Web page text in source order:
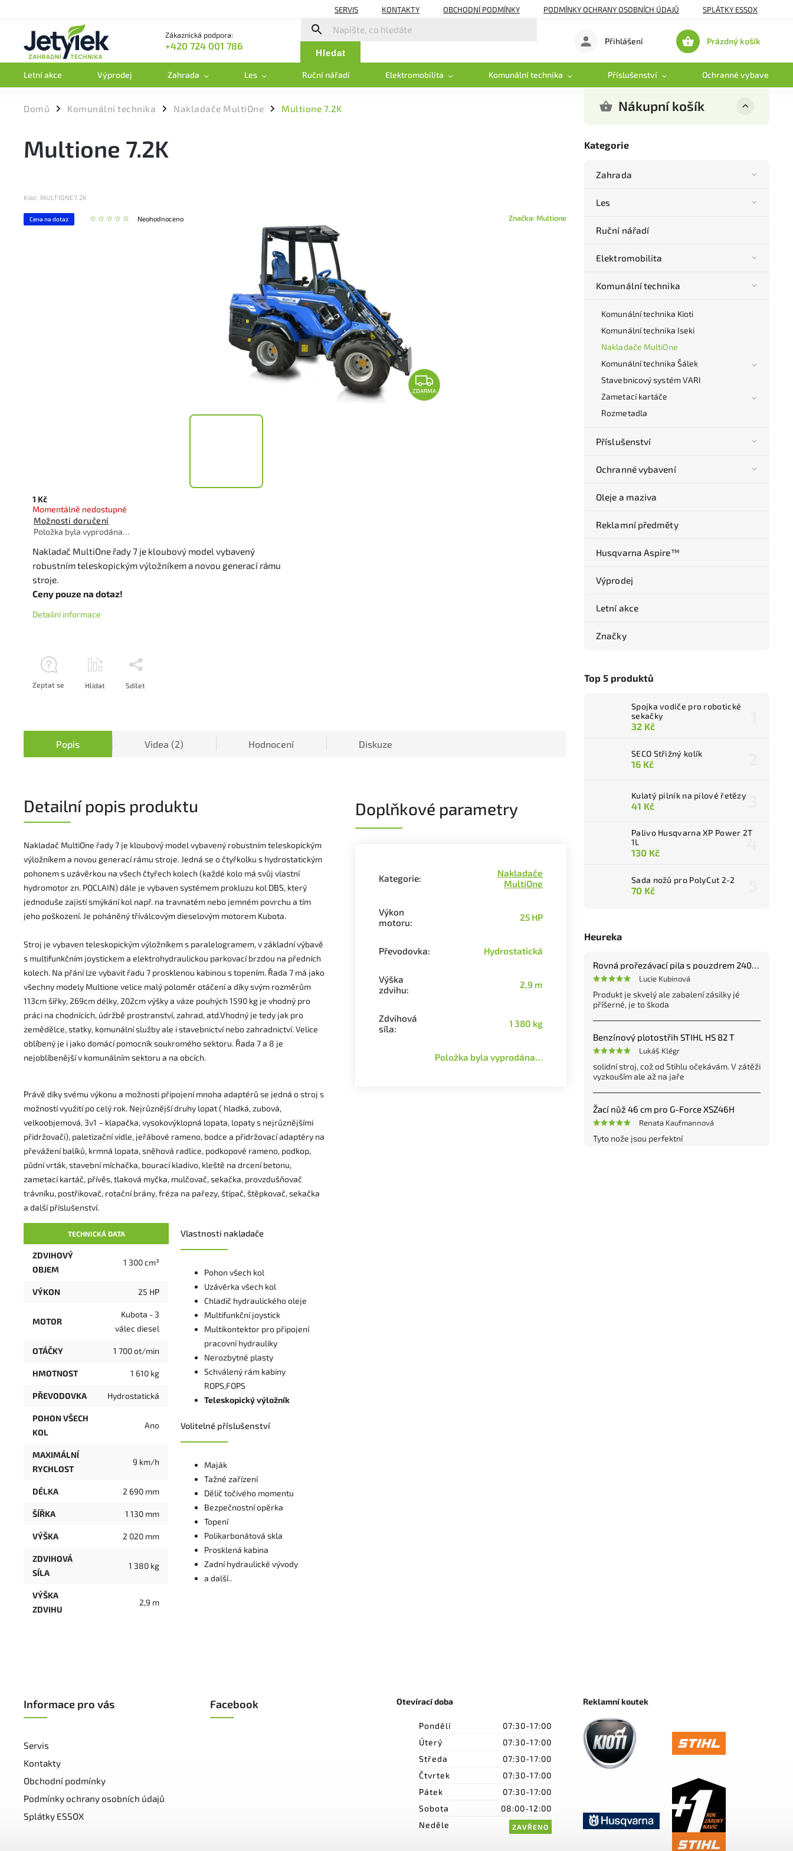
SERVIS KONTAKTY OBCHODNÍ PODMÍNKY PODMÍNKY OCHRANY OSOBNÍCH ÚDAJŮ SPLÁTKY ESSOX
Zákaznická podpora:
+420 724 001 786
Hledat
Nákupní
Prázdný košík
Přihlášení
Letní akce Výprodej Zahrada Les Ruční nářadí Elektromobilita Komunální technika Příslušenství Ochranné vybavení
Domů / Komunální technika / Nakladače MultiOne / Multione 7.2K Nákupní košík
Kategorie
Zahrada
Les
Ruční nářadí
Elektromobilita
Komunální technika
Komunální technika Kioti
Komunální technika Iseki
Nakladače MultiOne
Komunální technika Šálek
Stavebnicový systém VARI
Zametací kartáče
Rozmetadla
Příslušenství
Ochranné vybavení
Oleje a maziva
Reklamní předměty
Husqvarna Aspire™
Výprodej
Letní akce
Značky
Top 5 produktů
Spojka vodiče pro robotické
sekačky
32 Kč
SECO Střižný kolík
16 Kč
Kulatý pilník na pilové řetězy
41 Kč
Palivo Husqvarna XP Power 2T
1L
130 Kč
Sada nožů pro PolyCut 2-2
70 Kč
Heureka
Rovná prořezávací pila s pouzdrem 240 mm
Lucie Kubinová
Produkt je skvelý ale zabalení zásilky jé
příšerné, je to škoda
Benzínový plotostřih STIHL HS 82 T
Lukáš Klégr
solidní stroj, což od Stihlu očekávám. V zátěži
vyzkouším ale až na jaře
Žací nůž 46 cm pro G-Force XSZ46H
Renata Kaufmannová
Tyto nože jsou perfektní
Multione 7.2K
Kód: MULTIONE7.2K
Cena na dotaz Neohodnoceno Značka:Multione
ZDARMA
1 Kč
Momentálně nedostupné
Možnosti doručení
Položka byla vyprodána…
Nakladač MultiOne řady 7 je kloubový model vybavený
robustním teleskopickým výložníkem a novou generací rámu
stroje.
Ceny pouze na dotaz!
Detailní informace
Zeptat se Hlídat Sdílet
Popis Videa (2) Hodnocení Diskuze
Detailní popis produktu
Nakladač MultiOne řady 7 je kloubový model vybavený robustním teleskopickým
výložníkem a novou generací rámu stroje. Jedná se o čtyřkolku s hydrostatickým
pohonem s uzávěrkou na všech čtyřech kolech (každé kolo má svůj vlastní
hydromotor zn. POCLAIN) dále je vybaven systémem prokluzu kol DBS, který
jednoduše zajistí smýkání kol např. na travnatém nebo jemném povrchu a tím
jeho poškození. Je poháněný tříválcovým dieselovým motorem Kubota.
Stroj je vybaven teleskopickým výložníkem s paralelogramem, v základní výbavě
s multifunkčním joystickem a elektrohydraulickou parkovací brzdou na předních
kolech. Na přání lze vybavit řadu 7 prosklenou kabinou s topením. Řada 7 má jako
všechny modely Multione velice malý poloměr otáčení a díky svým rozměrům
113cm šířky, 269cm délky, 202cm výšky a váze pouhých 1590 kg je vhodný pro
práci na chodnících, údržbě prostranství, zahrad, atd.Vhodný je tedy jak pro
zemědělce, statky, komunální služby ale i stavebnictví nebo zahradnictví. Velice
oblíbený je i jako domácí pomocník soukromého sektoru. Řada 7 a 8 je
nejoblíbenější v komunálním sektoru a na obcích.
Právě díky svému výkonu a možnosti připojení mnoha adaptérů se jedná o stroj s
možností využití po celý rok. Nejrůznější druhy lopat ( hladká, zubová,
velkoobjemová, 3v1 – klapačka, vysokovýklopná lopata, lopaty s nejrůznějšími
přidržovači), paletizační vidle, jeřábové rameno, bodce a přidržovací adaptéry na
převážení balíků, krmná lopata, sněhová radlice, podkopové rameno, podkop,
půdní vrták, stavební míchačka, bourací kladivo, kleště na drcení betonu,
zametací kartáč, přívěs, tlaková myčka, mulčovač, sekačka, provzdušňovač
trávníku, postřikovač, rotační brány, fréza na pařezy, štípač, štěpkovač, sekačka
a další příslušenství.
TECHNICKÁ DATA
ZDVIHOVÝ
OBJEM
1 300 cm³
VÝKON 25 HP
MOTOR
Kubota - 3
válec diesel
OTÁČKY 1 700 ot/min
HMOTNOST 1 610 kg
PŘEVODOVKA Hydrostatická
POHON VŠECH
KOL
Ano
MAXIMÁLNÍ
RYCHLOST
9 km/h
DÉLKA 2 690 mm
ŠÍŘKA 1 130 mm
VÝŠKA 2 020 mm
ZDVIHOVÁ
SÍLA
1 380 kg
VÝŠKA
ZDVIHU
2,9 m
Vlastnosti nakladače
Pohon všech kol
Uzávěrka všech kol
Chladič hydraulického oleje
Multifunkční joystick
Multikontektor pro připojení
pracovní hydrauliky
Nerozbytné plasty
Schválený rám kabiny
ROPS,FOPS
Teleskopický výložník
Volitelné příslušenství
Maják
Tažné zařízení
Dělič točivého momentu
Bezpečnostní opěrka
Topení
Polikarbonátová skla
Prosklená kabina
Zadní hydraulické vývody
a další..
Doplňkové parametry
Kategorie:
Nakladače
MultiOne
Výkon
motoru: 25 HP
Převodovka: Hydrostatická
Výška
zdvihu: 2,9 m
Zdvihová
síla: 1 380 kg
Položka byla vyprodána…
Informace pro vás
Servis
Kontakty
Obchodní podmínky
Podmínky ochrany osobních údajů
Splátky ESSOX
Facebook Otevírací doba
Pondělí
07:30-17:00
Úterý
07:30-17:00
Středa
07:30-17:00
Čtvrtek
07:30-17:00
Pátek
07:30-17:00
Sobota
08:00-12:00
Neděle
ZAVŘENO
Reklamní koutek